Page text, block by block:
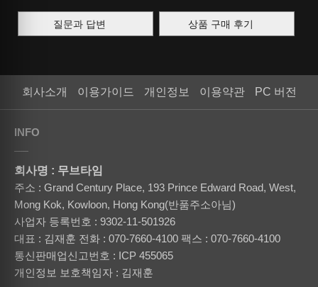
질문과 답변 상품 구매 후기
회사소개 이용가이드 개인정보 이용약관 PC 버전
INFO
회사명 : 무브타임
주소 : Grand Century Place, 193 Prince Edward Road, West,
Mong Kok, Kowloon, Hong Kong(반품주소아님)
사업자 등록번호 : 9302-11-501926
대표 : 김재훈 전화 : 070-7660-4100 팩스 : 070-7660-4100
통신판매업신고번호 : ICP 455065
개인정보 보호책임자 : 김재훈